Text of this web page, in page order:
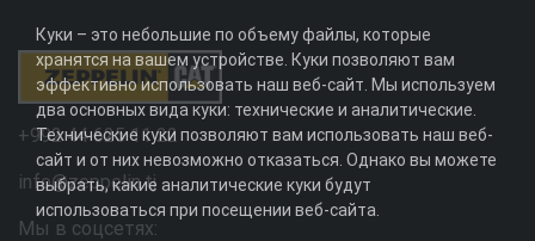
+992 44 625 11 22
info@zeppelin.tj
Мы в соцсетях:
Куки – это небольшие по объему файлы, которые
хранятся на вашем устройстве. Куки позволяют вам
эффективно использовать наш веб-сайт. Мы используем
два основных вида куки: технические и аналитические.
Технические куки позволяют вам использовать наш веб-
сайт и от них невозможно отказаться. Однако вы можете
выбрать, какие аналитические куки будут
использоваться при посещении веб-сайта.